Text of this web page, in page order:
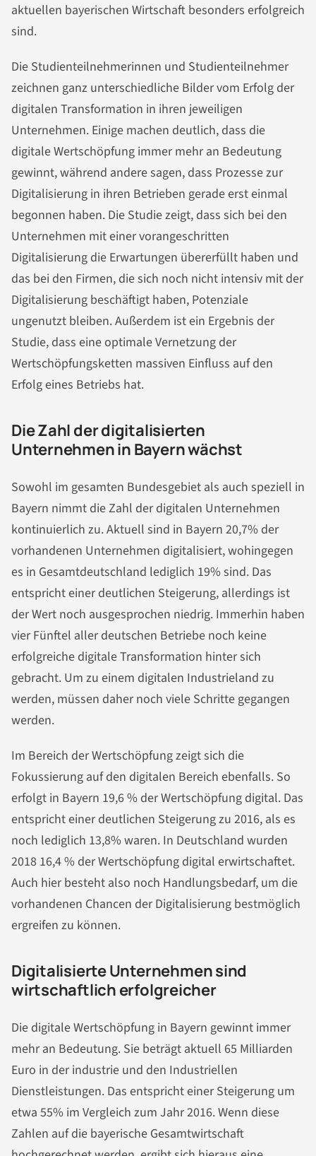
aktuellen bayerischen Wirtschaft besonders erfolgreich
sind.
Die Studienteilnehmerinnen und Studienteilnehmer
zeichnen ganz unterschiedliche Bilder vom Erfolg der
digitalen Transformation in ihren jeweiligen
Unternehmen. Einige machen deutlich, dass die
digitale Wertschöpfung immer mehr an Bedeutung
gewinnt, während andere sagen, dass Prozesse zur
Digitalisierung in ihren Betrieben gerade erst einmal
begonnen haben. Die Studie zeigt, dass sich bei den
Unternehmen mit einer vorangeschritten
Digitalisierung die Erwartungen übererfüllt haben und
das bei den Firmen, die sich noch nicht intensiv mit der
Digitalisierung beschäftigt haben, Potenziale
ungenutzt bleiben. Außerdem ist ein Ergebnis der
Studie, dass eine optimale Vernetzung der
Wertschöpfungsketten massiven Einfluss auf den
Erfolg eines Betriebs hat.
Die Zahl der digitalisierten
Unternehmen in Bayern wächst
Sowohl im gesamten Bundesgebiet als auch speziell in
Bayern nimmt die Zahl der digitalen Unternehmen
kontinuierlich zu. Aktuell sind in Bayern 20,7% der
vorhandenen Unternehmen digitalisiert, wohingegen
es in Gesamtdeutschland lediglich 19% sind. Das
entspricht einer deutlichen Steigerung, allerdings ist
der Wert noch ausgesprochen niedrig. Immerhin haben
vier Fünftel aller deutschen Betriebe noch keine
erfolgreiche digitale Transformation hinter sich
gebracht. Um zu einem digitalen Industrieland zu
werden, müssen daher noch viele Schritte gegangen
werden.
Im Bereich der Wertschöpfung zeigt sich die
Fokussierung auf den digitalen Bereich ebenfalls. So
erfolgt in Bayern 19,6 % der Wertschöpfung digital. Das
entspricht einer deutlichen Steigerung zu 2016, als es
noch lediglich 13,8% waren. In Deutschland wurden
2018 16,4 % der Wertschöpfung digital erwirtschaftet.
Auch hier besteht also noch Handlungsbedarf, um die
vorhandenen Chancen der Digitalisierung bestmöglich
ergreifen zu können.
Digitalisierte Unternehmen sind
wirtschaftlich erfolgreicher
Die digitale Wertschöpfung in Bayern gewinnt immer
mehr an Bedeutung. Sie beträgt aktuell 65 Milliarden
Euro in der industrie und den Industriellen
Dienstleistungen. Das entspricht einer Steigerung um
etwa 55% im Vergleich zum Jahr 2016. Wenn diese
Zahlen auf die bayerische Gesamtwirtschaft